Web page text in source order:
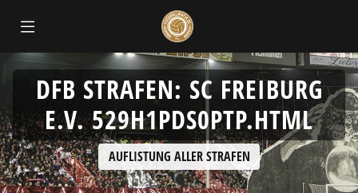
DFB STRAFEN: SC FREIBURG
E.V. 529H1PDS0PTP.HTML
AUFLISTUNG ALLER STRAFEN